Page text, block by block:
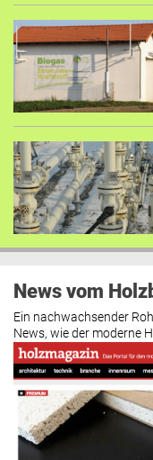
News vom
Ein nachwachsender
News, wie der moderne